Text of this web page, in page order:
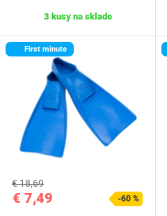
3 kusy na sklade
First minute
€ 7,49
€ 18,69
-60 %